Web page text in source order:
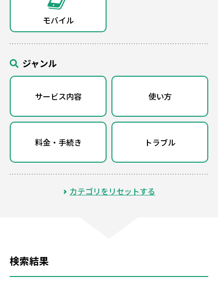
モバイル
ジャンル
サービス内容 使い方
料金・手続き トラブル
カテゴリをリセットする
検索結果